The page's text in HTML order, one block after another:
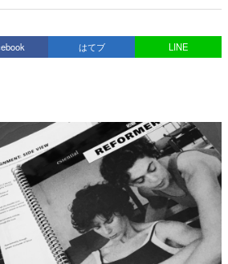
はてブ LINE